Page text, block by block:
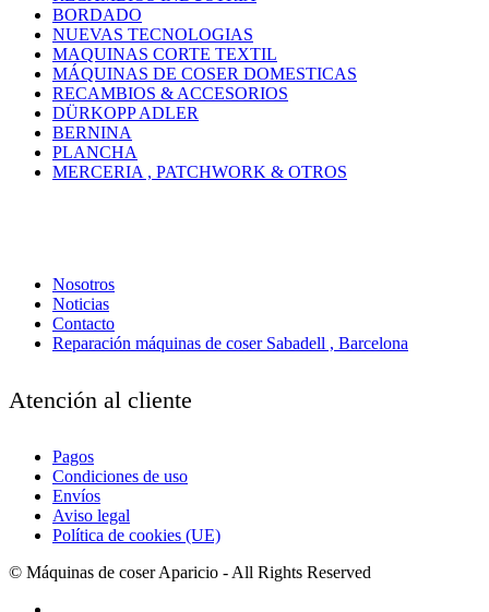
BORDADO
NUEVAS TECNOLOGIAS
MAQUINAS CORTE TEXTIL
MÁQUINAS DE COSER DOMESTICAS
RECAMBIOS & ACCESORIOS
DÜRKOPP ADLER
BERNINA
PLANCHA
MERCERIA , PATCHWORK & OTROS
Nosotros
Noticias
Contacto
Reparación máquinas de coser Sabadell , Barcelona
Atención al cliente
Pagos
Condiciones de uso
Envíos
Aviso legal
Política de cookies (UE)
© Máquinas de coser Aparicio - All Rights Reserved